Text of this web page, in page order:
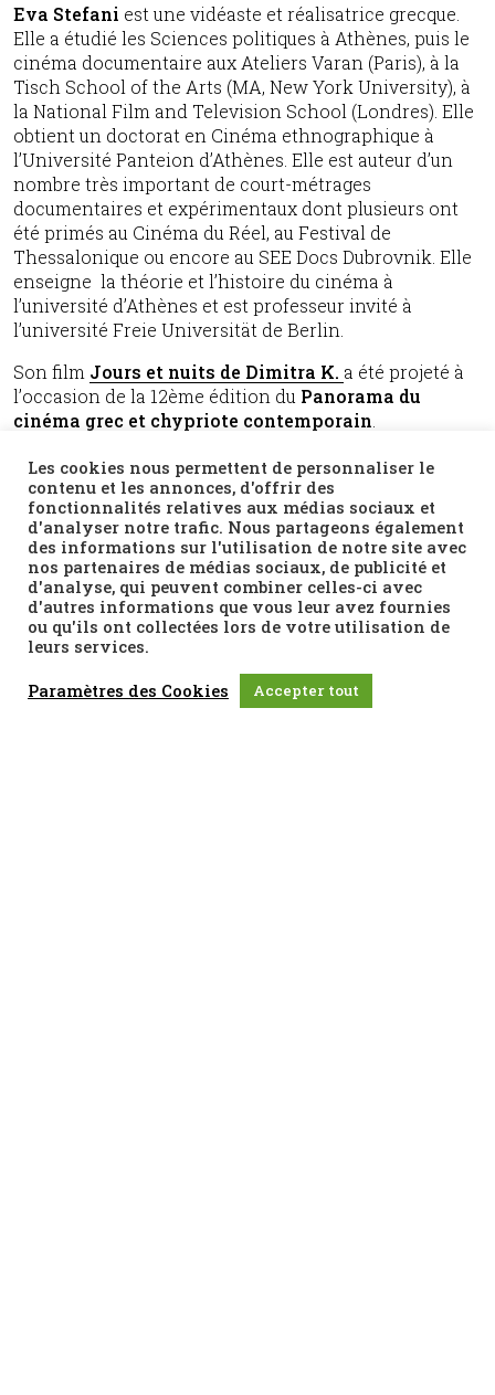
Eva Stefani est une vidéaste et réalisatrice grecque.
Elle a étudié les Sciences politiques à Athènes, puis le
cinéma documentaire aux Ateliers Varan (Paris), à la
Tisch School of the Arts (MA, New York University), à
la National Film and Television School (Londres). Elle
obtient un doctorat en Cinéma ethnographique à
l’Université Panteion d’Athènes. Elle est auteur d’un
nombre très important de court-métrages
documentaires et expérimentaux dont plusieurs ont
été primés au Cinéma du Réel, au Festival de
Thessalonique ou encore au SEE Docs Dubrovnik. Elle
enseigne la théorie et l’histoire du cinéma à
l’université d’Athènes et est professeur invité à
l’université Freie Universität de Berlin.
Son film Jours et nuits de Dimitra K. a été projeté à
l’occasion de la 12ème édition du Panorama du
cinéma grec et chypriote contemporain
Plus d’infos >>
Abonnez-vous à notre newsletter
Les cookies nous permettent de personnaliser le
contenu et les annonces, d'offrir des
fonctionnalités relatives aux médias sociaux et
d'analyser notre trafic. Nous partageons également
des informations sur l'utilisation de notre site avec
nos partenaires de médias sociaux, de publicité et
d'analyse, qui peuvent combiner celles-ci avec
d'autres informations que vous leur avez fournies
ou qu'ils ont collectées lors de votre utilisation de
leurs services.
Paramètres des Cookies Accepter tout